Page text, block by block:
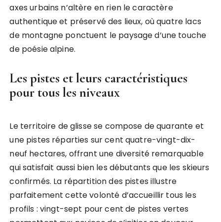
axes urbains n’altère en rien le caractère
authentique et préservé des lieux, où quatre lacs
de montagne ponctuent le paysage d’une touche
de poésie alpine.
Les pistes et leurs caractéristiques
pour tous les niveaux
Le territoire de glisse se compose de quarante et
une pistes réparties sur cent quatre-vingt-dix-
neuf hectares, offrant une diversité remarquable
qui satisfait aussi bien les débutants que les skieurs
confirmés. La répartition des pistes illustre
parfaitement cette volonté d’accueillir tous les
profils : vingt-sept pour cent de pistes vertes